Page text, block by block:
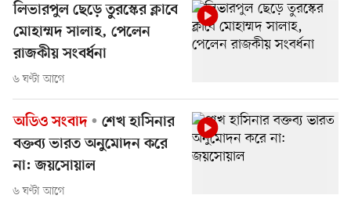
লিভারপুল ছেড়ে তুরস্কের ক্লাবে
মোহাম্মদ সালাহ, পেলেন
রাজকীয় সংবর্ধনা
৬ ঘণ্টা আগে
অডিও সংবাদ
শেখ হাসিনার
বক্তব্য ভারত অনুমোদন করে
না: জয়সোয়াল
৬ ঘণ্টা আগে